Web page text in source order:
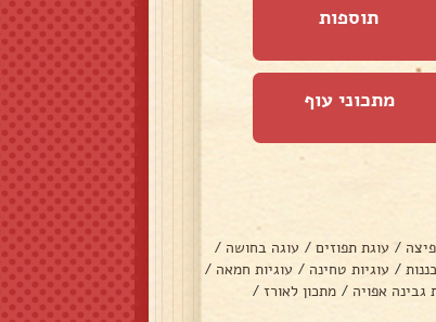
תוספות
מתכוני עוף
/ עוגת תפוזים / עוגה בחושה /
/ עוגיות טחינה / עוגיות חמאה /
גבינה אפויה / מתכון לאורז /